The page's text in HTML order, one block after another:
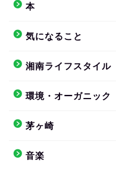
本
気になること
湘南ライフスタイル
環境・オーガニック
茅ヶ崎
音楽